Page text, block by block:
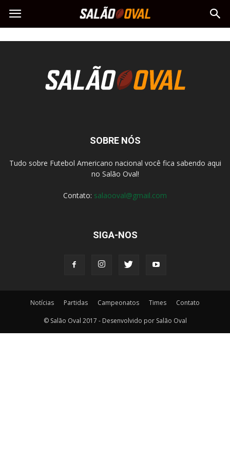
SOBRE NÓS
Tudo sobre Futebol Americano nacional você fica sabendo aqui
no Salão Oval!
Contato: salaooval@gmail.com
SIGA-NOS
Notícias Partidas Campeonatos Times Contato
© Salão Oval 2017 - Desenvolvido por Salão Oval